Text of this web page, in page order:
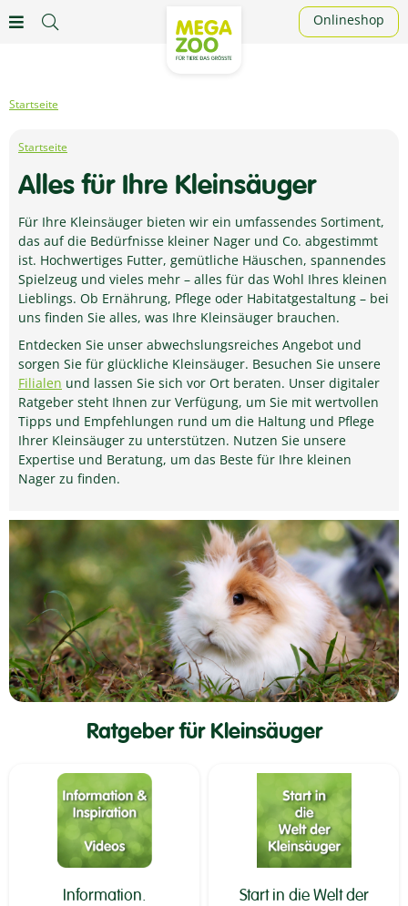
Onlineshop
Alles für Ihre Kleinsäuger
Für Ihre Kleinsäuger bieten wir ein umfassendes Sortiment,
das auf die Bedürfnisse kleiner Nager und Co. abgestimmt
ist. Hochwertiges Futter, gemütliche Häuschen, spannendes
Spielzeug und vieles mehr – alles für das Wohl Ihres kleinen
Lieblings. Ob Ernährung, Pflege oder Habitatgestaltung – bei
uns finden Sie alles, was Ihre Kleinsäuger brauchen.
Entdecken Sie unser abwechslungsreiches Angebot und
sorgen Sie für glückliche Kleinsäuger. Besuchen Sie unsere
Filialen und lassen Sie sich vor Ort beraten. Unser digitaler
Ratgeber steht Ihnen zur Verfügung, um Sie mit wertvollen
Tipps und Empfehlungen rund um die Haltung und Pflege
Ihrer Kleinsäuger zu unterstützen. Nutzen Sie unsere
Expertise und Beratung, um das Beste für Ihre kleinen
Nager zu finden.
Ratgeber für Kleinsäuger
Information.
Start in die Welt der